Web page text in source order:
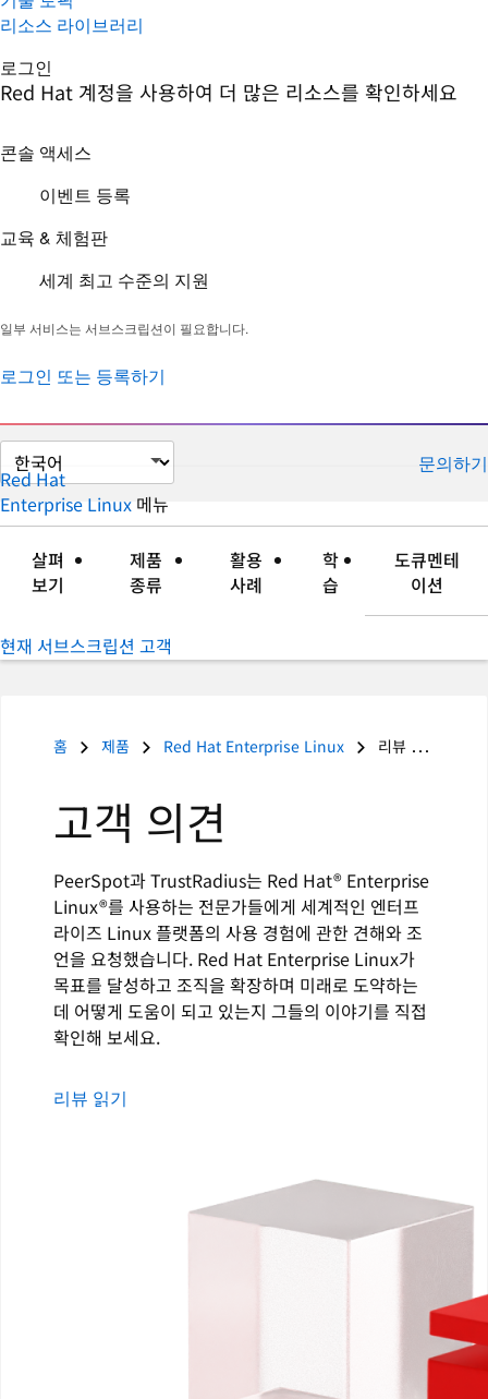
리소스 라이브러리
로그인
Red Hat 계정을 사용하여 더 많은 리소스를 확인하세요
콘솔 액세스
이벤트 등록
교육 & 체험판
세계 최고 수준의 지원
일부 서비스는 서브스크립션이 필요합니다.
로그인 또는 등록하기
페
이
지
언
문의하기
Red Hat
Enterprise Linux 메뉴
장
소
살펴
보기
제품
종류
활용
사례
학
습
도큐멘테
이션
현재 서브스크립션 고객
홈 제품 Red Hat Enterprise Linux 리뷰 읽기: Red Hat Enterprise Linux
고객 의견
PeerSpot과 TrustRadius는 Red Hat® Enterprise
Linux®를 사용하는 전문가들에게 세계적인 엔터프
라이즈 Linux 플랫폼의 사용 경험에 관한 견해와 조
언을 요청했습니다. Red Hat Enterprise Linux가
목표를 달성하고 조직을 확장하며 미래로 도약하는
데 어떻게 도움이 되고 있는지 그들의 이야기를 직접
확인해 보세요.
리뷰 읽기